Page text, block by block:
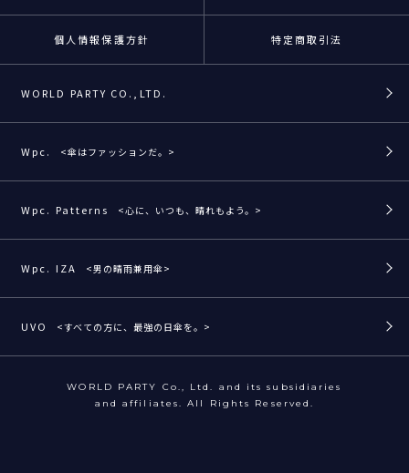
個人情報保護方針 特定商取引法
WORLD PARTY CO.,LTD.
Wpc. <傘はファッションだ。>
Wpc. Patterns <心に、いつも、晴れもよう。>
Wpc. IZA <男の晴雨兼用傘>
UVO <すべての方に、最強の日傘を。>
WORLD PARTY Co., Ltd. and its subsidiaries
and affiliates. All Rights Reserved.